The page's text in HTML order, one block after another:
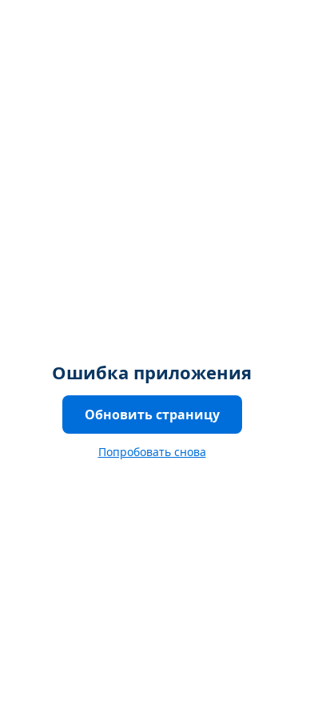
Ошибка приложения
Обновить страницу
Попробовать снова